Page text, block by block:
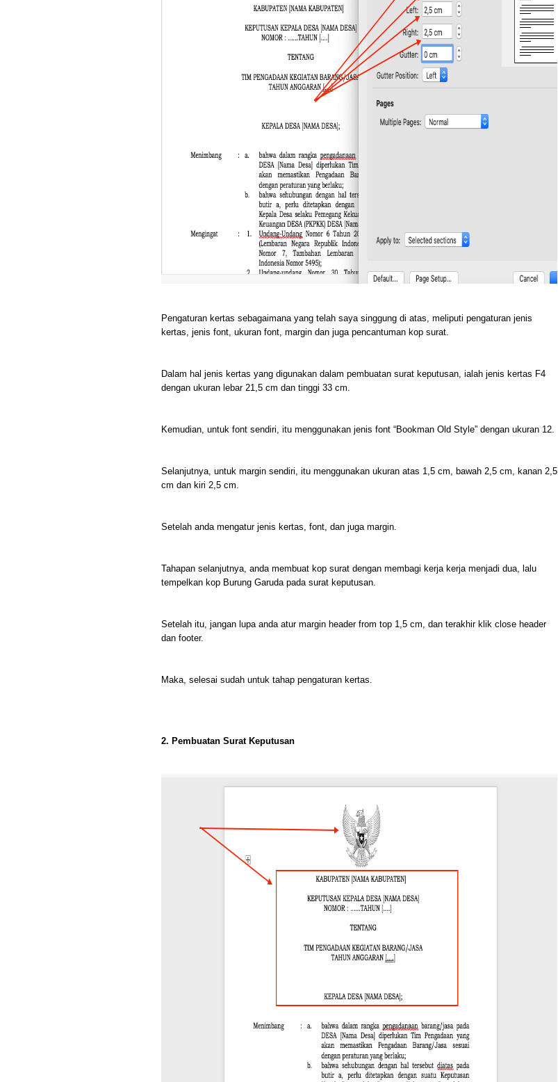
Pengaturan kertas sebagaimana yang telah saya singgung di atas, meliputi pengaturan jenis
kertas, jenis font, ukuran font, margin dan juga pencantuman kop surat.
Dalam hal jenis kertas yang digunakan dalam pembuatan surat keputusan, ialah jenis kertas F4
dengan ukuran lebar 21,5 cm dan tinggi 33 cm.
Kemudian, untuk font sendiri, itu menggunakan jenis font “Bookman Old Style” dengan ukuran 12.
Selanjutnya, untuk margin sendiri, itu menggunakan ukuran atas 1,5 cm, bawah 2,5 cm, kanan 2,5
cm dan kiri 2,5 cm.
Setelah anda mengatur jenis kertas, font, dan juga margin.
Tahapan selanjutnya, anda membuat kop surat dengan membagi kerja kerja menjadi dua, lalu
tempelkan kop Burung Garuda pada surat keputusan.
Setelah itu, jangan lupa anda atur margin header from top 1,5 cm, dan terakhir klik close header
dan footer.
Maka, selesai sudah untuk tahap pengaturan kertas.
2. Pembuatan Surat Keputusan